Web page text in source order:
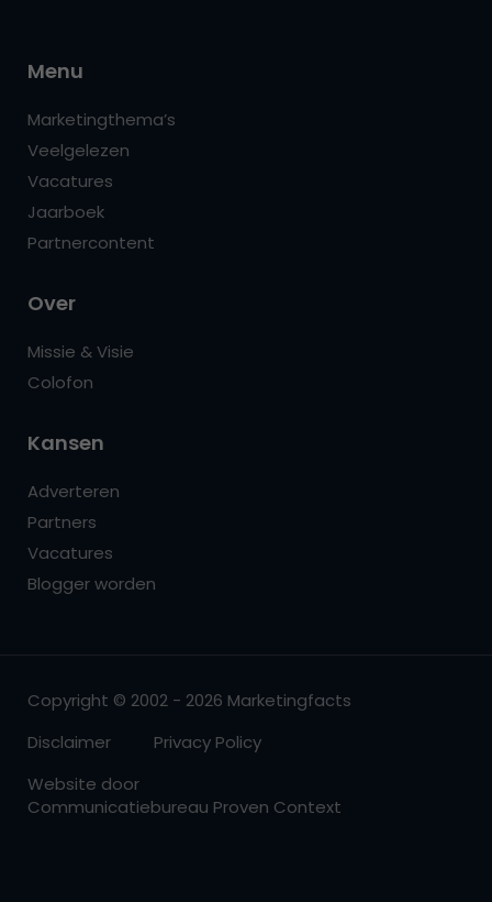
Menu
Marketingthema’s
Veelgelezen
Vacatures
Jaarboek
Partnercontent
Over
Missie & Visie
Colofon
Kansen
Adverteren
Partners
Vacatures
Blogger worden
Copyright © 2002 - 2026 Marketingfacts
Disclaimer
Privacy Policy
Website door
Communicatiebureau Proven Context